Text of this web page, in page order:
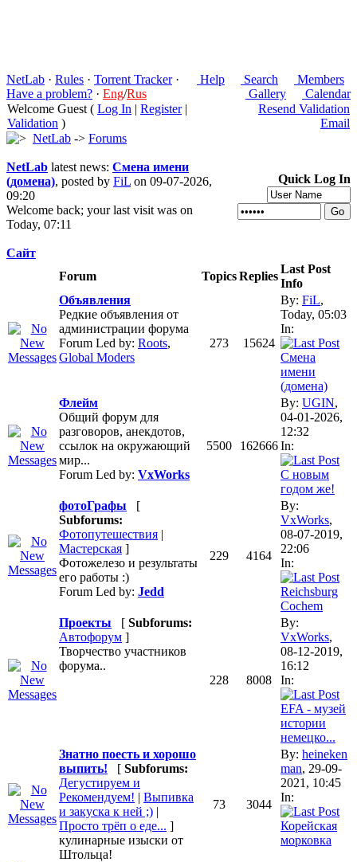
NetLab · Rules · Torrent Tracker·
Have a problem? · Eng/Rus
Help Search
Members
Gallery
Calendar
Welcome Guest ( Log In | Register|
Validation )
Resend Validation
Email
NetLab -> Forums
NetLab latest news: Смена имени
(домена), posted by FiL on 09-07-2026,
09:20
Welcome back; your last visit was on
Today, 07:11
Quick Log In
Сайт
Forum
TopicsReplies
Last Post
Info
Объявления
Редкие объявления от
администрации форума
Forum Led by: Roots,
Global Moders
273 15624
By: FiL,
Today, 05:03
In:
Смена
имени
(домена)
Флейм
Общий форум для
разговоров, анекдотов,
ссылок на окружающий
мир...
Forum Led by: VxWorks
5500 162666
By: UGIN,
04-01-2026,
12:32
In:
С новым
годом же!
фотоГрафы
[
Subforums:
Фотопутешествия |
Мастерская ]
Фотожелезо и результаты
его работы :)
Forum Led by: Jedd
229 4164
By:
VxWorks,
08-07-2019,
22:06
In:
Reichsburg
Cochem
Проекты
[ Subforums:
Автофорум ]
Творчество участников
форума..
228
8008
By:
VxWorks,
08-12-2019,
16:12
In:
EFA - музей
истории
немецко...
Знатно поесть и хорошо
выпить!
[ Subforums:
Дегустируем и
Рекомендуем! | Выпивка
и закуска к ней ;) |
Просто трёп о еде... ]
кулинарные изыски от
Штольца!
73 3044
By: heineken
man, 29-09-
2021, 10:45
In:
Корейская
морковка